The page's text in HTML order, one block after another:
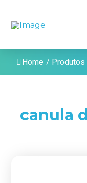
Home / Produtos
canula